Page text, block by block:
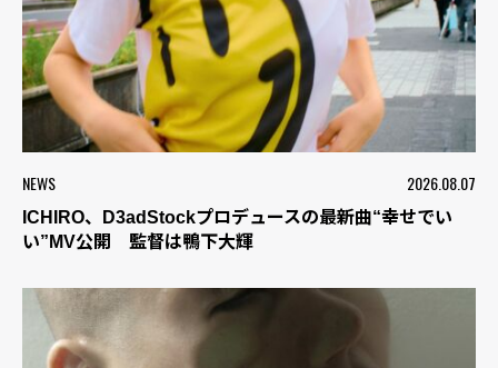
NEWS 2026.08.07
ICHIRO、D3adStockプロデュースの最新曲“幸せでい
い”MV公開 監督は鴨下大輝